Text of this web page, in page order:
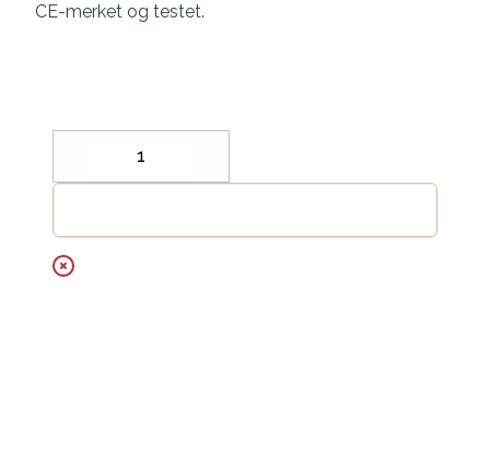
CE-merket og testet.
Decrease